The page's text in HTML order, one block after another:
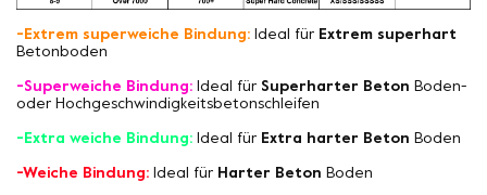
-Extrem superweiche Bindung: Ideal für Extrem superhart
Betonboden
-Superweiche Bindung: Ideal für Superharter Beton Boden-
oder Hochgeschwindigkeitsbetonschleifen
-Extra weiche Bindung: Ideal für Extra harter Beton Boden
-Weiche Bindung: Ideal für Harter Beton Boden